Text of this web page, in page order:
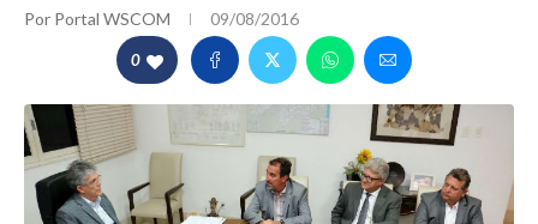
Por Portal WSCOM 09/08/2016
0